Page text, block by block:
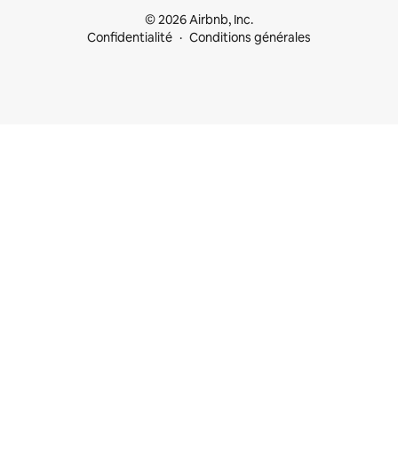
© 2026 Airbnb, Inc.
Confidentialité
Conditions générales